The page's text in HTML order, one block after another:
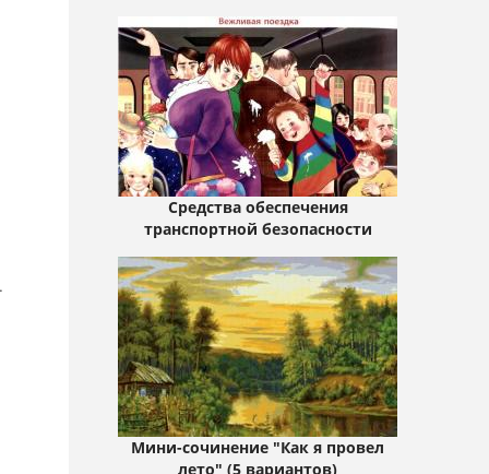
Средства обеспечения
транспортной безопасности
Мини-сочинение "Как я провел
лето" (5 вариантов)